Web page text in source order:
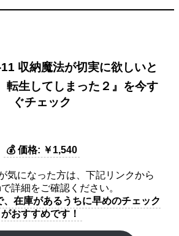
収納魔法が切実に欲しいと
転生してしまった２』を今す
ぐチェック
💰 価格: ￥1,540
気になった方は、下記リンクから
詳細をご確認ください。
在庫があるうちに早めのチェック
がおすすめです！